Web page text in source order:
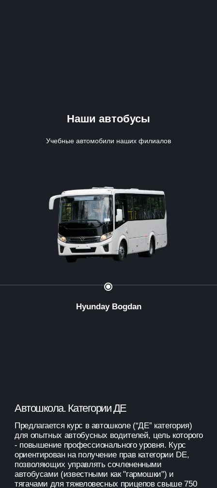
Наши автобусы
Учебные автомобили наших филиалов
Hyunday Bogdan
Автошкола. Категории ДЕ
Предлагается курс в автошколе (“ДЕ” категория)
для опытных автобусных водителей, цель которого
- повышение профессионального уровня. Курс
ориентирован на получение прав категории DE,
позволяющих управлять сочлененными
автобусами (известными как "гармошки") и
тягачами для тяжеловесных прицепов свыше 750